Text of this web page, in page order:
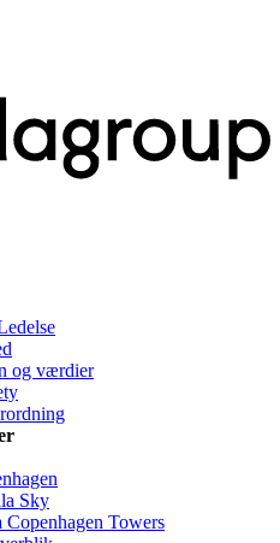
og værdier
Sky
Copenhagen Towers